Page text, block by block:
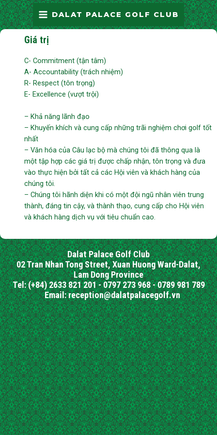
Skip
to
content
MAIN
MENU
DALAT PALACE GOLF CLUB
Giá trị
C- Commitment (tận tâm)
A- Accountability (trách nhiệm)
R- Respect (tôn trọng)
E- Excellence (vượt trội)
– Khả năng lãnh đạo
– Khuyến khích và cung cấp những trãi nghiệm chơi golf tốt
nhất
– Văn hóa của Câu lạc bộ mà chúng tôi đã thông qua là
một tập hợp các giá trị được chấp nhận, tôn trọng và đưa
vào thực hiện bởi tất cả các Hội viên và khách hàng của
chúng tôi.
– Chúng tôi hãnh diện khi có một đội ngũ nhân viên trung
thành, đáng tin cậy, và thành thạo, cung cấp cho Hội viên
và khách hàng dịch vụ với tiêu chuẩn cao.
Dalat Palace Golf Club
02 Tran Nhan Tong Street, Xuan Huong Ward-Dalat,
Lam Dong Province
Tel: (+84) 2633 821 201 - 0797 273 968 - 0789 981 789
Email: reception@dalatpalacegolf.vn